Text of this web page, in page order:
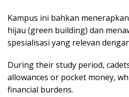
Kampus ini bahkan
hijau (green building) dan
spesialisasi yang relevan
During their study period,
allowances or pocket money,
financial burdens.